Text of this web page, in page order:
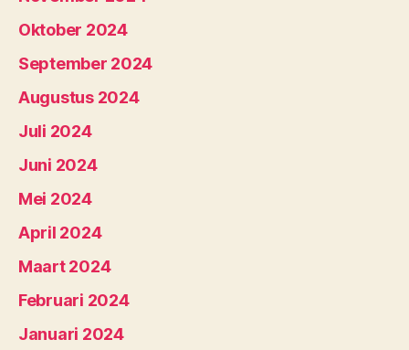
Oktober 2024
September 2024
Augustus 2024
Juli 2024
Juni 2024
Mei 2024
April 2024
Maart 2024
Februari 2024
Januari 2024